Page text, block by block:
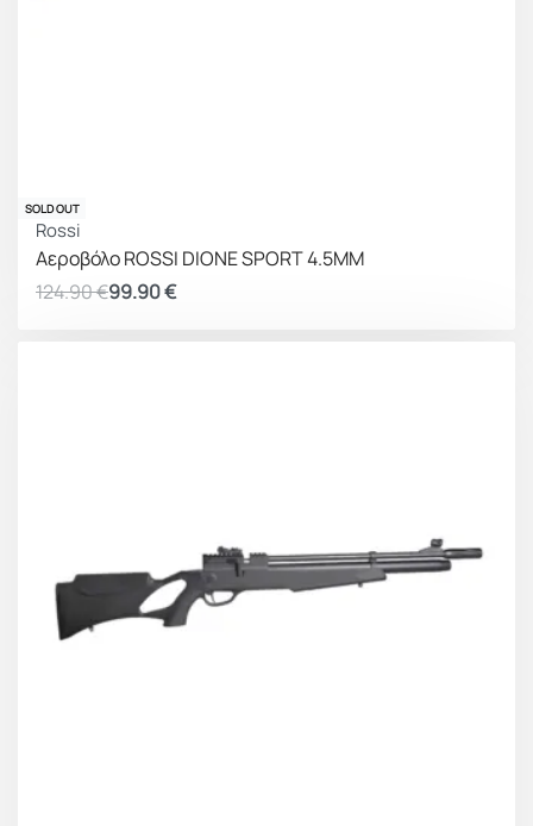
ΚΕΡΔΟΣ 25.00 €
SOLD OUT
Rossi
Αεροβόλο ROSSI DIONE SPORT 4.5MM
124.90€99.90€